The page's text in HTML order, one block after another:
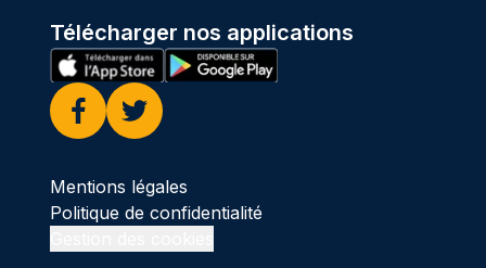
Télécharger nos applications
Facebook
Twitter
Mentions légales
Politique de confidentialité